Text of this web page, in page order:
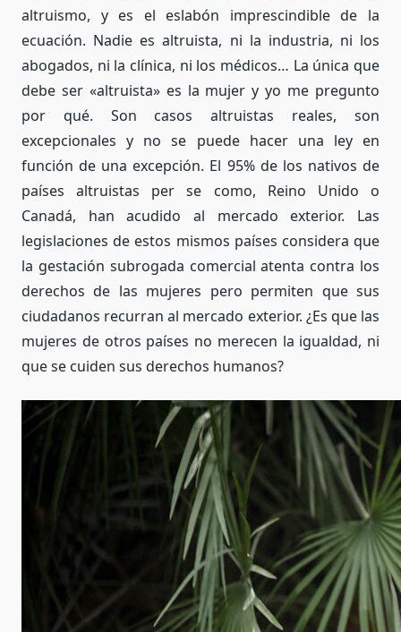
altruismo, y es el eslabón imprescindible de la
ecuación. Nadie es altruista, ni la industria, ni los
abogados, ni la clínica, ni los médicos… La única que
debe ser «altruista» es la mujer y yo me pregunto
por qué. Son casos altruistas reales, son
excepcionales y no se puede hacer una ley en
función de una excepción. El 95% de los nativos de
países altruistas per se como, Reino Unido o
Canadá, han acudido al mercado exterior. Las
legislaciones de estos mismos países considera que
la gestación subrogada comercial atenta contra los
derechos de las mujeres pero permiten que sus
ciudadanos recurran al mercado exterior. ¿Es que las
mujeres de otros países no merecen la igualdad, ni
que se cuiden sus derechos humanos?